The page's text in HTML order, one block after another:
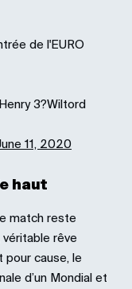
de l'EURO
3?Wiltord
11, 2020
haut
match reste
rêve
pour cause, le
d’un Mondial et